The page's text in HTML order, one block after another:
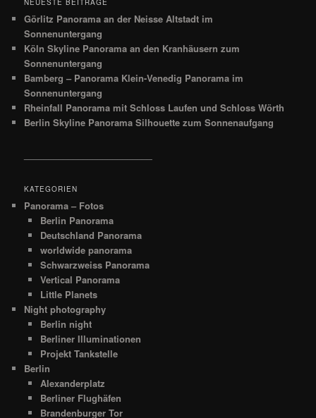
Görlitz Panorama an der Neisse Altstadt im
Sonnenuntergang
Köln Skyline Panorama an den Kranhäusern zum
Sonnenuntergang
Bamberg – Panorama Klein-Venedig Panorama im
Sonnenuntergang
Rheinfall Panorama mit Schloss Laufen und Schloss Wörth
Berlin Skyline Panorama Silhouette zum Sonnenaufgang
KATEGORIEN
Panorama – Fotos
Berlin Panorama
Deutschland Panorama
worldwide panorama
Schwarzweiss Panorama
Vertical Panorama
Little Planets
Night photography
Berlin night
Berliner Illuminationen
Projekt Tankstelle
Berlin
Alexanderplatz
Berliner Flughäfen
Brandenburger Tor